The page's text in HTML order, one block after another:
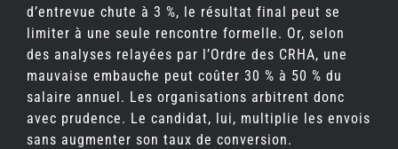
d’entrevue chute à 3 %, le résultat final peut se
limiter à une seule rencontre formelle. Or, selon
des analyses relayées par l’Ordre des CRHA, une
mauvaise embauche peut coûter 30 % à 50 % du
salaire annuel. Les organisations arbitrent donc
avec prudence. Le candidat, lui, multiplie les envois
sans augmenter son taux de conversion.